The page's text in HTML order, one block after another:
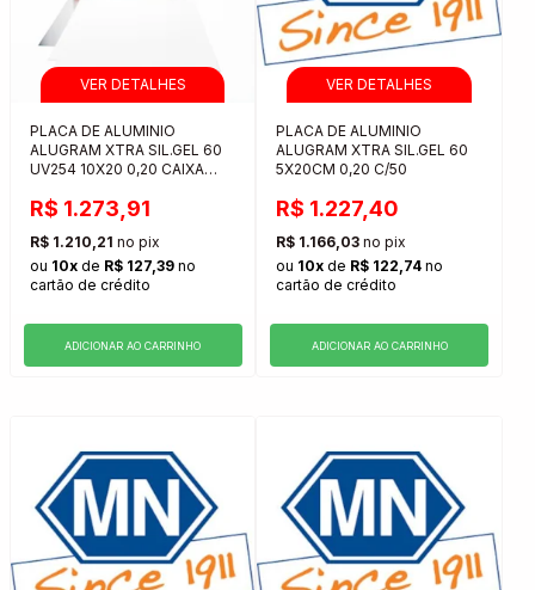
PLACA DE ALUMINIO
ALUGRAM XTRA SIL.GEL 60
UV254 10X20 0,20 CAIXA
R$ 1.273,91
R$ 1.210,21 no pix
ou 10x de R$ 127,39 no
cartão de crédito
ADICIONAR AO CARRINHO
PLACA DE ALUMINIO
ALUGRAM XTRA SIL.GEL 60
5X20CM 0,20 C/50
R$ 1.227,40
R$ 1.166,03 no pix
ou 10x de R$ 122,74 no
cartão de crédito
ADICIONAR AO CARRINHO